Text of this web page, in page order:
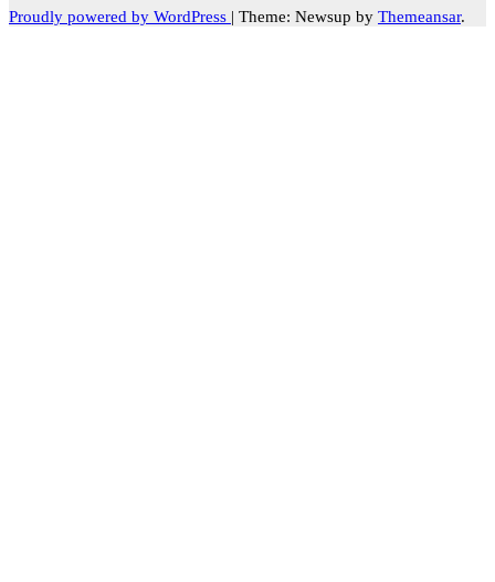
Proudly powered by WordPress | Theme: Newsup by Themeansar.